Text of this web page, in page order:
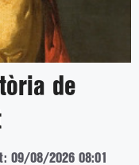
de
09/08/2026 08:01